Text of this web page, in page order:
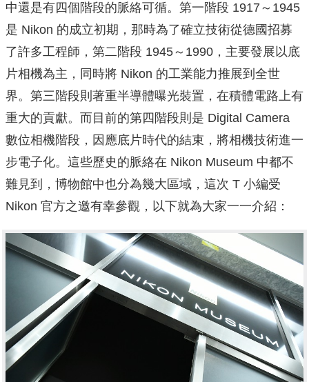
中還是有四個階段的脈絡可循。第一階段 1917～1945
是 Nikon 的成立初期，那時為了確立技術從德國招募
了許多工程師，第二階段 1945～1990，主要發展以底
片相機為主，同時將 Nikon 的工業能力推展到全世
界。第三階段則著重半導體曝光裝置，在積體電路上有
重大的貢獻。而目前的第四階段則是 Digital Camera
數位相機階段，因應底片時代的結束，將相機技術進一
步電子化。 這些歷史的脈絡在 Nikon Museum 中都不
難見到，博物館中也分為幾大區域，這次 T 小編受
Nikon 官方之邀有幸參觀，以下就為大家一一介紹：